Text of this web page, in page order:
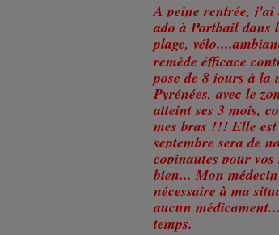
A peine rentrée, j'ai
ado à Portbail
plage,
remède éfficace
pose de 8 jours à la
Pyrénées, avec le
atteint ses 3 mois,
mes bras !!! Elle
septembre sera de
copinautes pour vos
bien... Mon
nécessaire à ma
aucun
temps.